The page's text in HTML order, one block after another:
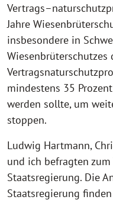
Vertrags–
Jahre
insbesondere in
Wiesenbrüterschutzes
Ver
mindestens 35
werden sollte, um
stoppen.
Ludwig Hartmann,
und ich befragten
Staatsregierung. Die
Staatsregierung